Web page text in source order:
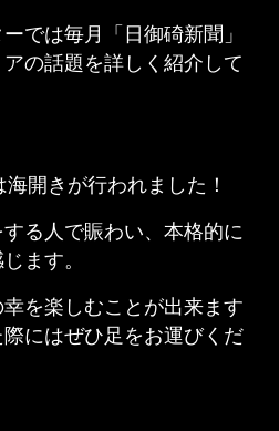
では毎月「日御碕新聞」
の話題を詳しく紹介して
海開きが行われました！
る人で賑わい、本格的に
ます。
を楽しむことが出来ます
にはぜひ足をお運びくだ